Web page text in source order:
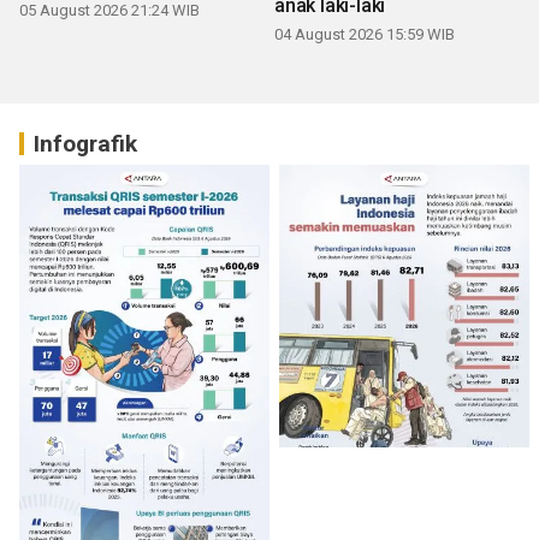
05 August 2026 21:24 WIB
anak laki-laki
04 August 2026 15:59 WIB
Infografik